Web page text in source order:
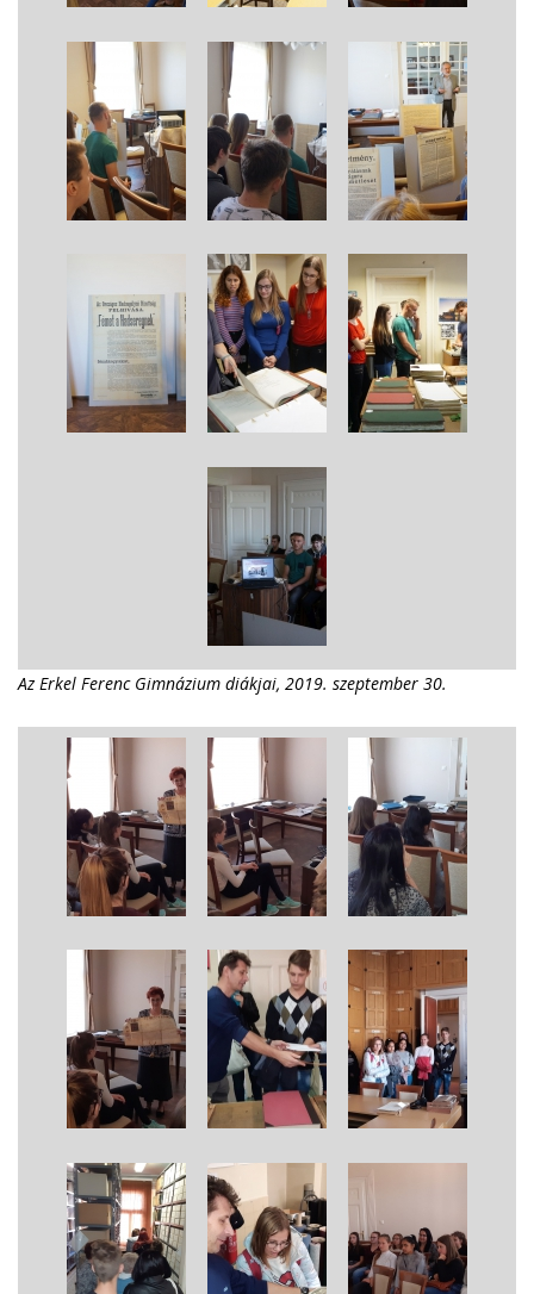
Az Erkel Ferenc Gimnázium diákjai, 2019. szeptember 30.